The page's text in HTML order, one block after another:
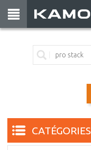
CATÉGORIES